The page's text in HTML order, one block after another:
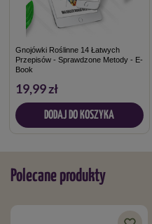
Gnojówki Roślinne 14 Łatwych
Przepisów - Sprawdzone Metody - E-
Book
19,99 zł
DODAJ DO KOSZYKA
Polecane produkty